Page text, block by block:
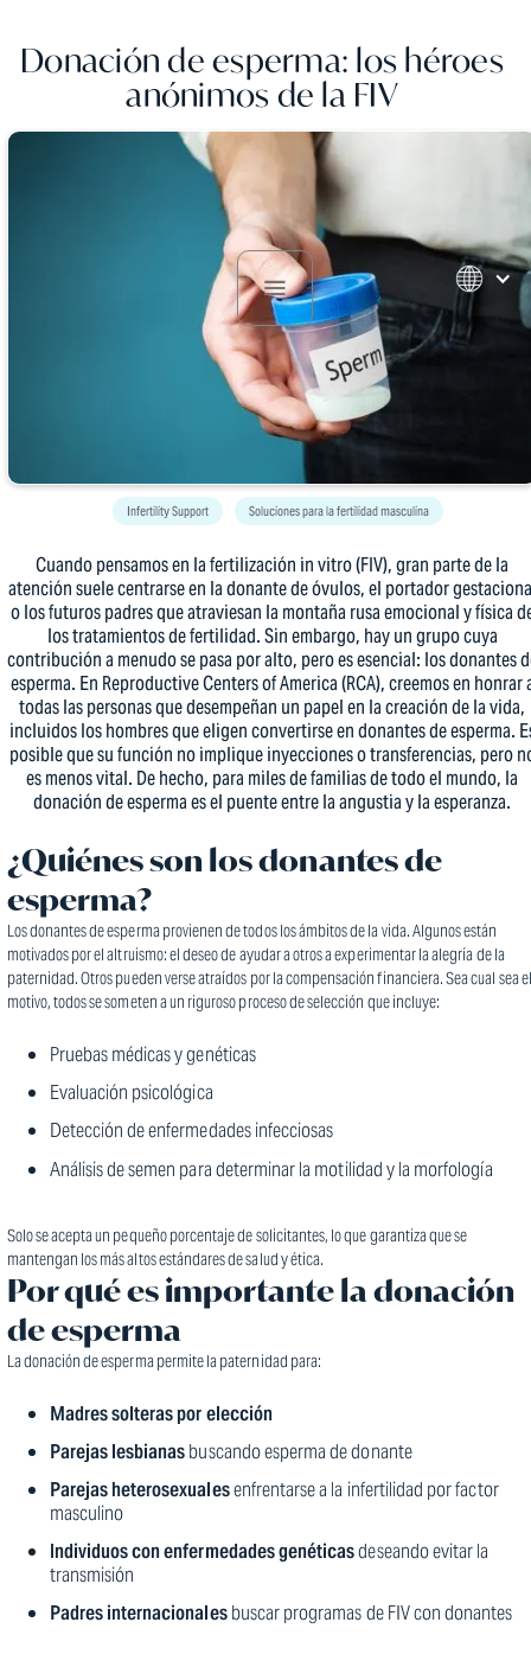
Donación de esperma: los héroes
anónimos de la FIV
Infertility Support Soluciones para la fertilidad masculina
Cuando pensamos en la fertilización in vitro (FIV), gran parte de la
atención suele centrarse en la donante de óvulos, el portador
o los futuros padres que atraviesan la montaña rusa emocional y física
los tratamientos de fertilidad. Sin embargo, hay un grupo cuya
contribución a menudo se pasa por alto, pero es esencial: los donantes
esperma. En Reproductive Centers of America (RCA), creemos en honrar
todas las personas que desempeñan un papel en la creación de la vida,
incluidos los hombres que eligen convertirse en donantes de esperma.
posible que su función no implique inyecciones o transferencias, pero
es menos vital. De hecho, para miles de familias de todo el mundo, la
donación de esperma es el puente entre la angustia y la esperanza.
¿Quiénes son los donantes de
esperma?
Los donantes de esperma provienen de todos los ámbitos de la vida. Algunos están
motivados por el altruismo: el deseo de ayudar a otros a experimentar la alegría de la
paternidad. Otros pueden verse atraídos por la compensación financiera. Sea cual sea el
motivo, todos se someten a un riguroso proceso de selección que incluye:
Pruebas médicas y genéticas
Evaluación psicológica
Detección de enfermedades infecciosas
Análisis de semen para determinar la motilidad y la morfología
Solo se acepta un pequeño porcentaje de solicitantes, lo que garantiza que se
mantengan los más altos estándares de salud y ética.
Por qué es importante la donación
de esperma
La donación de esperma permite la paternidad para:
Madres solteras por elección
Parejas lesbianasbuscando esperma de donante
Parejas heterosexualesenfrentarse a la infertilidad por factor
masculino
Individuos con enfermedades genéticasdeseando evitar la
transmisión
Padres internacionalesbuscar programas de FIV con donantes